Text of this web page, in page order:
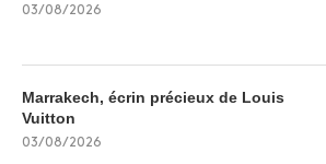
03/08/2026
Marrakech, écrin précieux de Louis
Vuitton
03/08/2026